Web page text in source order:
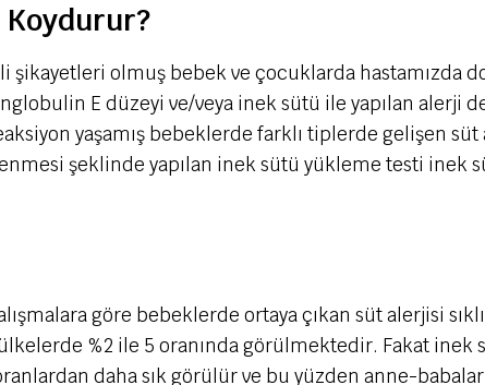
olmuş bebek ve çocuklarda hastamızda
E düzeyi ve/veya inek sütü ile yapılan alerji
yaşamış bebeklerde farklı tiplerde gelişen
şeklinde yapılan inek sütü yükleme testi inek
göre bebeklerde ortaya çıkan süt alerjisi
%2 ile 5 oranında görülmektedir. Fakat inek
daha sık görülür ve bu yüzden anne-